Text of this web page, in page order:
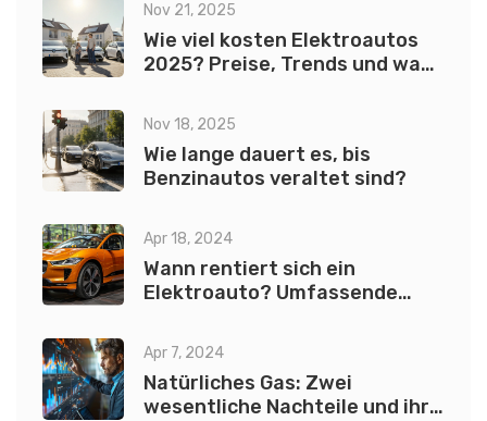
Nov 21, 2025
Wie viel kosten Elektroautos
2025? Preise, Trends und was
Nov 18, 2025
Wie lange dauert es, bis
Benzinautos veraltet sind?
Apr 18, 2024
Wann rentiert sich ein
Elektroauto? Umfassende
Apr 7, 2024
Natürliches Gas: Zwei
wesentliche Nachteile und ihre